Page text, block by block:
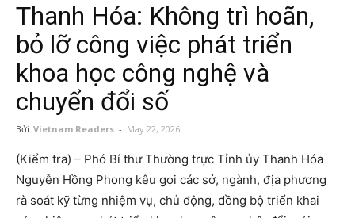
Thanh Hóa: Không trì hoãn,
bỏ lỡ công việc phát triển
khoa học công nghệ và
chuyển đổi số
Bởi Vietnam Readers - May 22, 2026
(Kiểm tra) – Phó Bí thư Thường trực Tỉnh ủy Thanh Hóa
Nguyễn Hồng Phong kêu gọi các sở, ngành, địa phương
rà soát kỹ từng nhiệm vụ, chủ động, đồng bộ triển khai